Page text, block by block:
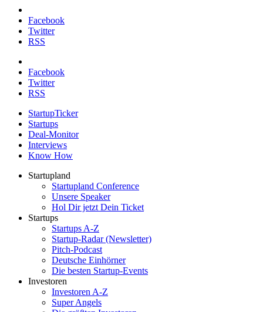
Facebook
Twitter
RSS
Facebook
Twitter
RSS
StartupTicker
Startups
Deal-Monitor
Interviews
Know How
Startupland
Startupland Conference
Unsere Speaker
Hol Dir jetzt Dein Ticket
Startups
Startups A-Z
Startup-Radar (Newsletter)
Pitch-Podcast
Deutsche Einhörner
Die besten Startup-Events
Investoren
Investoren A-Z
Super Angels